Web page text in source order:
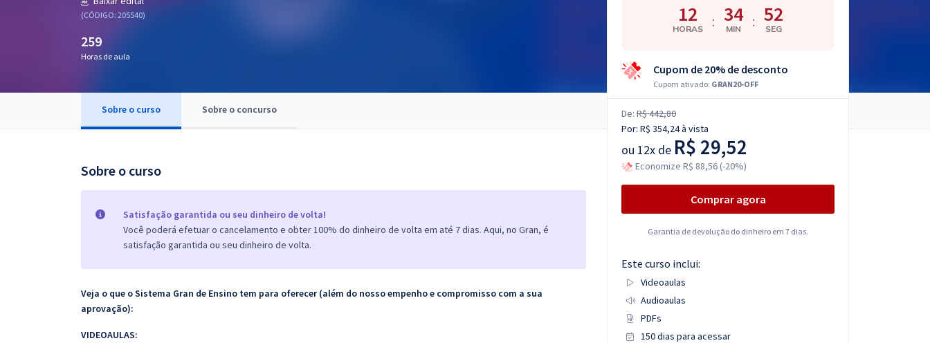
Conteúdo gratuito
(CÓDIGO: 205540)
259
Horas de aula
Sobre o curso Sobre o concurso
Sobre o curso
Satisfação garantida ou seu dinheiro de volta!
Você poderá efetuar o cancelamento e obter 100% do dinheiro de volta em até 7 dias. Aqui, no Gran, é
satisfação garantida ou seu dinheiro de volta.
Veja o que o Sistema Gran de Ensino tem para oferecer (além do nosso empenho e compromisso com a sua
aprovação):
VIDEOAULAS:
12
HORAS : 34
MIN : 51
SEG
Cupom de 20% de desconto
Cupom ativado: GRAN20-OFF
De: R$ 442,80
Por: R$ 354,24à vista
ou 12x de R$ 29,52
Economize R$ 88,56 (-20%)
Comprar agora
Garantia de devolução do dinheiro em 7 dias.
Este curso inclui:
Videoaulas
Audioaulas
PDFs
150 dias para acessar